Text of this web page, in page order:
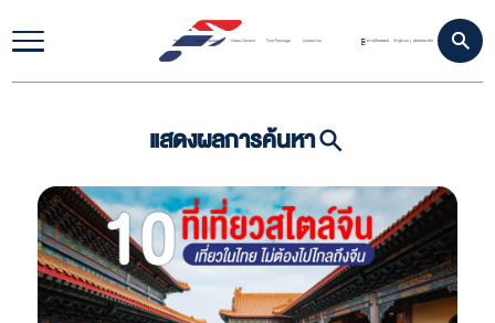
Home Travel Update Video Content Tour Package Contact Us ดาวน์โหลดแอป เข้าสู่ระบบ | สมัครสมาชิก
แสดงผลการค้นหา